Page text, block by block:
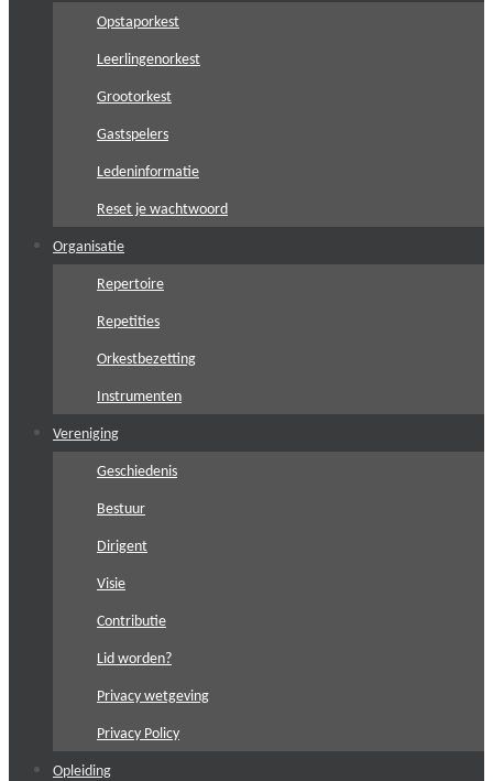
Opstaporkest
Leerlingenorkest
Grootorkest
Gastspelers
Ledeninformatie
Reset je wachtwoord
Organisatie
Repertoire
Repetities
Orkestbezetting
Instrumenten
Vereniging
Geschiedenis
Bestuur
Dirigent
Visie
Contributie
Lid worden?
Privacy wetgeving
Privacy Policy
Opleiding